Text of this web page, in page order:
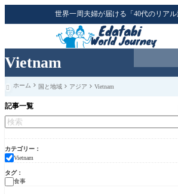
Vietnam
世界一周夫婦が届ける「40代のリアル
 ホーム 国と地域 アジア Vietnam
記事一覧
カテゴリー
Vietnam
タグ
食事